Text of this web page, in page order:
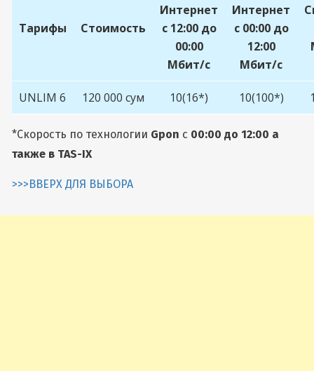
Тарифы Стоимость
Интернет
c 12:00 до
00:00
Мбит/с
Интернет
c 00:00 до
12:00
Мбит/с
UNLIM 6 120 000 сум 10(16*) 10(100*)
*Скорость по технологии Gpon с 00:00 до 12:00 а
также в TAS-IX
>>>ВВЕРХ ДЛЯ ВЫБОРА